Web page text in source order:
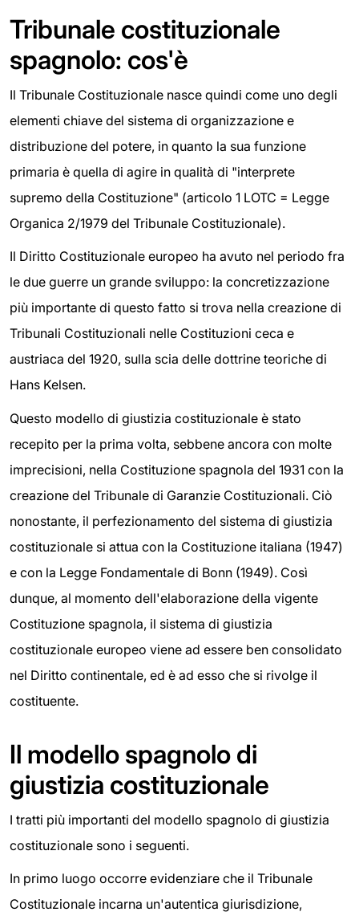
Tribunale costituzionale
spagnolo: cos'è
Il Tribunale Costituzionale nasce quindi come uno degli
elementi chiave del sistema di organizzazione e
distribuzione del potere, in quanto la sua funzione
primaria è quella di agire in qualità di "interprete
supremo della Costituzione" (articolo 1 LOTC = Legge
Organica 2/1979 del Tribunale Costituzionale).
Il Diritto Costituzionale europeo ha avuto nel periodo fra
le due guerre un grande sviluppo: la concretizzazione
più importante di questo fatto si trova nella creazione di
Tribunali Costituzionali nelle Costituzioni ceca e
austriaca del 1920, sulla scia delle dottrine teoriche di
Hans Kelsen.
Questo modello di giustizia costituzionale è stato
recepito per la prima volta, sebbene ancora con molte
imprecisioni, nella Costituzione spagnola del 1931 con la
creazione del Tribunale di Garanzie Costituzionali. Ciò
nonostante, il perfezionamento del sistema di giustizia
costituzionale si attua con la Costituzione italiana (1947)
e con la Legge Fondamentale di Bonn (1949). Così
dunque, al momento dell'elaborazione della vigente
Costituzione spagnola, il sistema di giustizia
costituzionale europeo viene ad essere ben consolidato
nel Diritto continentale, ed è ad esso che si rivolge il
costituente.
Il modello spagnolo di
giustizia costituzionale
I tratti più importanti del modello spagnolo di giustizia
costituzionale sono i seguenti.
In primo luogo occorre evidenziare che il Tribunale
Costituzionale incarna un'autentica giurisdizione,